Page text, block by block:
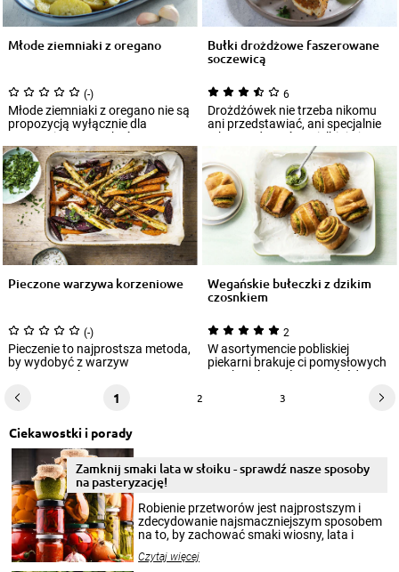
Młode ziemniaki z oregano
(-)
Młode ziemniaki z oregano nie są
propozycją wyłącznie dla
wegetarian! Mogą być
samodzielnym danie...
Bułki drożdżowe faszerowane
soczewicą
6
Drożdżówek nie trzeba nikomu
ani przedstawiać, ani specjalnie
rekomendować. Uwielbiają je
wszyscy...
Pieczone warzywa korzeniowe
(-)
Pieczenie to najprostsza metoda,
by wydobyć z warzyw
niepowtarzalny aromat. Z
Wegańskie bułeczki z dzikim
czosnkiem
2
W asortymencie pobliskiej
piekarni brakuje ci pomysłowych
przekąsek na słono? Wśród
1 2 3
Ciekawostki i porady
Zamknij smaki lata w słoiku - sprawdź nasze sposoby
na pasteryzację!
Robienie przetworów jest najprostszym i
zdecydowanie najsmaczniejszym sposobem
na to, by zachować smaki wiosny, lata i
krajobrazów, by cieszyć nimi oko w sezonie
Czytaj więcej